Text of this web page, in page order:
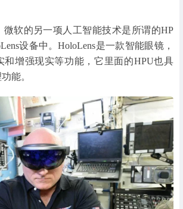
微软的另一项人工智能技术是所谓的HP
设备中。HoloLens是一款智能眼镜，
和增强现实等功能，它里面的HPU也具
能。